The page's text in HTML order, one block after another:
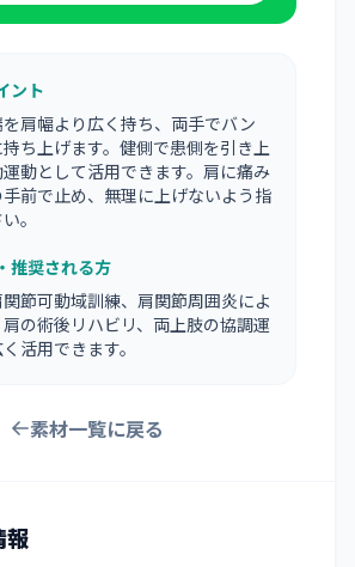
ント
肩幅より広く持ち、両手でバン
ち上げます。健側で患側を引き上
動として活用できます。肩に痛み
前で止め、無理に上げないよう指
。
推奨される方
節可動域訓練、肩関節周囲炎によ
の術後リハビリ、両上肢の協調運
活用できます。
素材一覧に戻る
報